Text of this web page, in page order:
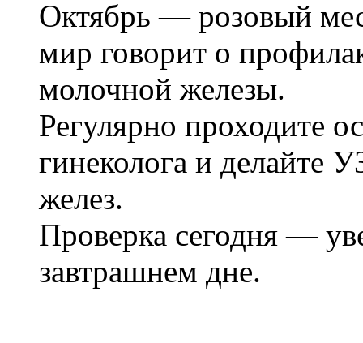
Октябрь — розовый
мир говорит о
молочной железы.
Регулярно проходите
гинеколога и делайте
желез.
Проверка сегодня —
завтрашнем дне.